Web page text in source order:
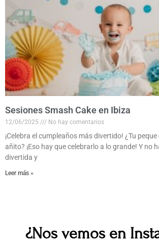
Sesiones Smash Cake en Ibiza
12/06/2025 No hay comentarios
¡Celebra el cumpleaños más divertido! ¿Tu
añito? ¡Eso hay que celebrarlo a lo grande! Y no
divertida y
Leer más »
¿Nos vemos en